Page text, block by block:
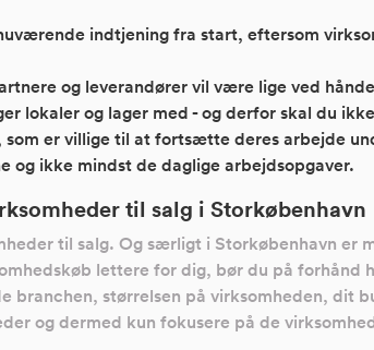
indtjening fra start, eftersom
og leverandører vil være lige ved
lokaler og lager med - og derfor skal du
er villige til at fortsætte deres arbejde
og ikke mindst de daglige arbejdsopgaver.
til salg i Storkøbenhavn
til salg. Og særligt i Storkøbenhavn er
lettere for dig, bør du på forhånd
branchen, størrelsen på virksomheden,
og dermed kun fokusere på de